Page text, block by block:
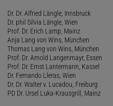
Dr. Dr. Alfried Längle, Innsbruck
Dr. phil Silvia Längle, Wien
Prof. Dr. Erich Lamp, Mainz
Anja Lang von Wins, München
Thomas Lang von Wins, München
Prof. Dr. Arnold Langenmayr, Essen
Prof. Dr. Ernst Lantermann, Kassel
Dr. Fernando Lleras, Wien
Dr. Dr. Walter v. Lucadou, Freiburg
PD Dr. Ursel Luka-Krausgrill, Mainz